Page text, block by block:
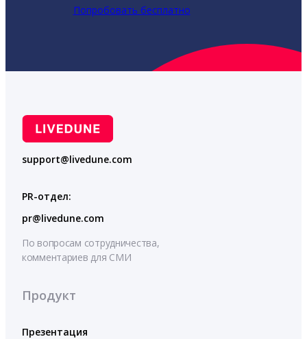
Попробовать бесплатно
support@livedune.com
PR-отдел:
pr@livedune.com
По вопросам сотрудничества,
комментариев для СМИ
Продукт
Презентация